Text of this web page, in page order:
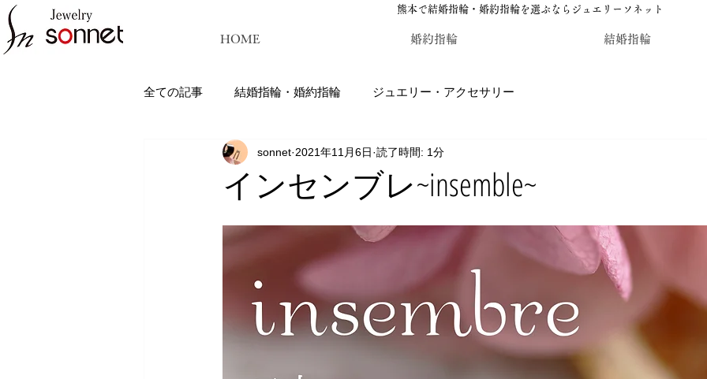
熊本で結婚指輪・婚約指輪を選ぶならジュエリーソネット
HOME 婚約指輪 結婚指輪
全ての記事 結婚指輪・婚約指輪 ジュエリー・アクセサリー
ジュエリーソネット熊本：結婚指輪・婚約指輪のジュエリーソネット熊本
インセンブレ~insemble~
sonnet 2021年11月6日 読了時間: 1分